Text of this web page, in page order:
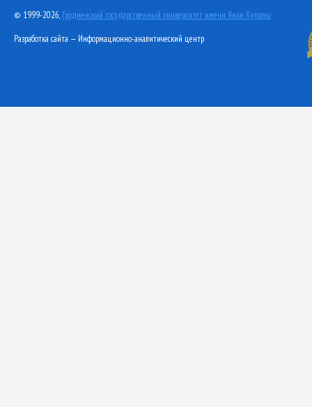
© 1999-2026, Гродненский государственный университет имени Янки Купалы
Разработка сайта — Информационно-аналитический центр